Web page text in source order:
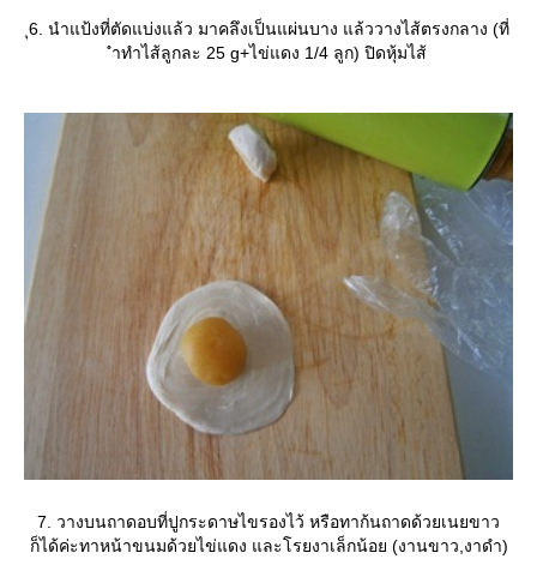
ุ6. นำแป้งที่ตัดแบ่งแล้ว มาคลึงเป็นแผ่นบาง แล้ววางไส้ตรงกลาง (ที่
ำทำไส้ลูกละ 25 g+ไข่แดง 1/4 ลูก) ปิดหุ้มไส้
7. วางบนถาดอบที่ปูกระดาษไขรองไว้ หรือทาก้นถาดด้วยเนยขาว
ก็ได้ค่ะทาหน้าขนมด้วยไข่แดง และโรยงาเล็กน้อย (งานขาว,งาดำ)